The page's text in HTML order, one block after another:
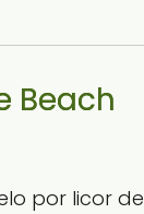
Beach
por licor de